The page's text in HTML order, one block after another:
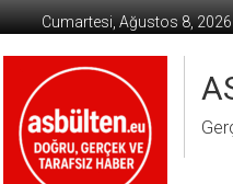
Cumartesi, Ağustos 8, 2026